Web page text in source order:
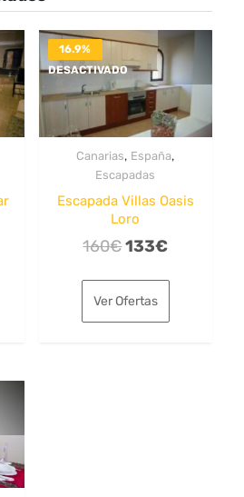
16.9%
DESACTIVADO
Canarias, España,
Escapadas
Escapada Villas Oasis
Loro
160€El
original
era:
133€El
es:
Ver Ofertas